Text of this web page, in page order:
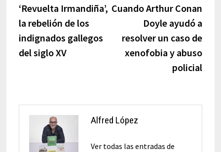
de
entradas
anterior:
‘Revuelta Irmandiña’,
la rebelión de los
indignados gallegos
del siglo XV
Cuando Arthur Conan
Doyle ayudó a
resolver un caso de
xenofobia y abuso
policial
Alfred López
Ver todas las entradas de